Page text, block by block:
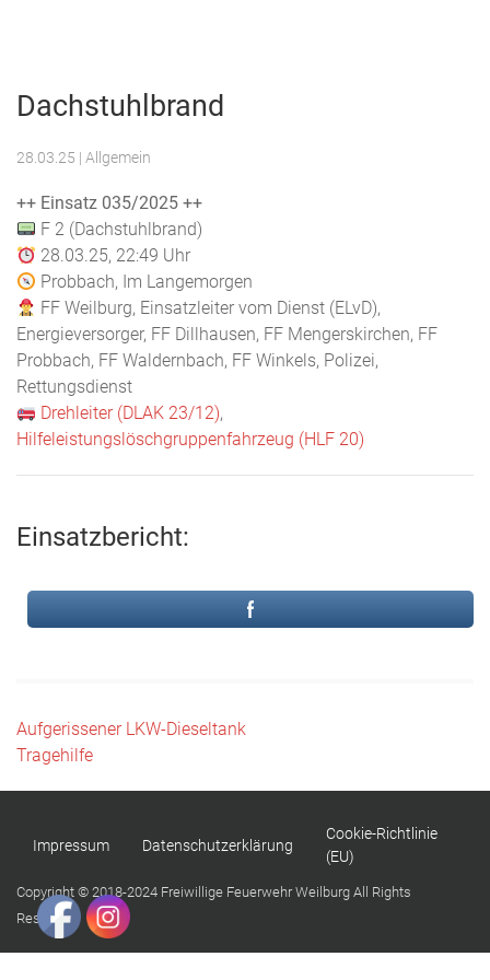
Dachstuhlbrand
28.03.25 | Allgemein
++ Einsatz 035/2025 ++
F 2 (Dachstuhlbrand)
28.03.25, 22:49 Uhr
Probbach, Im Langemorgen
FF Weilburg, Einsatzleiter vom Dienst (ELvD),
Energieversorger, FF Dillhausen, FF Mengerskirchen, FF
Probbach, FF Waldernbach, FF Winkels, Polizei,
Rettungsdienst
Drehleiter (DLAK 23/12),
Hilfeleistungslöschgruppenfahrzeug (HLF 20)
Einsatzbericht:
Beitragsnavigation
Aufgerissener LKW-Dieseltank
Tragehilfe
Impressum Datenschutzerklärung
Cookie-Richtlinie
(EU)
Copyright © 2018-2024 Freiwillige Feuerwehr Weilburg All Rights
Reserved.